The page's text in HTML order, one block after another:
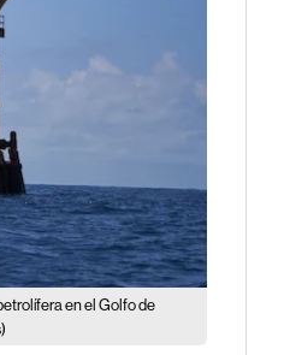
en el Golfo de